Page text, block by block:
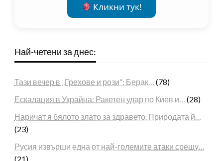
Кликни тук!
Най-четени за днес:
Тази вечер в „Грехове и рози“: Берак… (78)
Ескалация в Украйна: Ракетен удар по Киев и… (28)
Наричат я бялото злато за здравето. Природата й…
(23)
Русия извърши една от най-големите атаки срещу…
(21)